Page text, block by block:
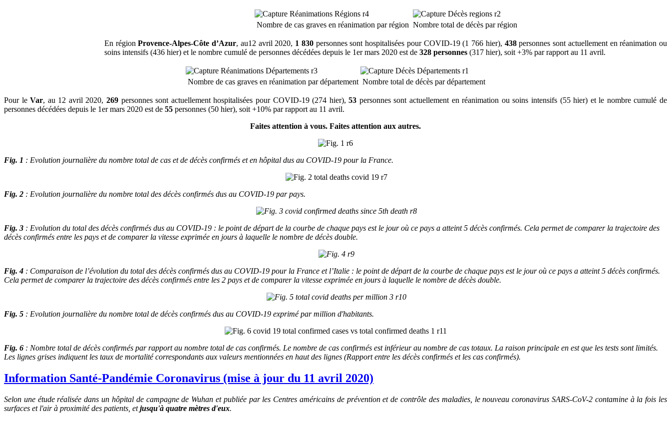
Nombre de cas graves en réanimation par région Nombre total de décès par région
En régionProvence-Alpes-Côte d’Azur, au12 avril 2020, 1 830 personnes sont hospitalisées pour COVID-19 (1 766 hier), 438personnes sont actuellement en réanimation ou
soins intensifs (436 hier) et le nombre cumulé de personnes décédées depuis le 1er mars 2020 est de 328 personnes (317 hier), soit +3% par rapport au 11 avril.
Nombre de cas graves en réanimation par département Nombre total de décès par département
Pour leVar, au 12 avril 2020,269 personnes sont actuellement hospitalisées pour COVID-19 (274 hier),53 personnes sont actuellement en réanimation ou soins intensifs (55 hier) et le nombre cumulé de
personnes décédées depuis le 1er mars 2020 est de 55 personnes (50 hier), soit +10% par rapport au 11 avril.
Faites attention à vous. Faites attention aux autres.
Fig. 1 : Evolution journalière du nombre total de cas et de décès confirmés et en hôpital dus au COVID-19 pour la France.
Fig. 2 : Evolution journalière du nombre total des décès confirmés dus au COVID-19 par pays.
Fig. 3 : Evolution du total des décès confirmés dus au COVID-19 : le point de départ de la courbe de chaque pays est le jour où ce pays a atteint 5 décès confirmés. Cela permet de comparer la trajectoire des
décès confirmés entre les pays et de comparer la vitesse exprimée en jours à laquelle le nombre de décès double.
Fig. 4 : Comparaison de l’évolution du total des décès confirmés dus au COVID-19 pour la France et l’Italie : le point de départ de la courbe de chaque pays est le jour où ce pays a atteint 5 décès confirmés.
Cela permet de comparer la trajectoire des décès confirmés entre les 2 pays et de comparer la vitesse exprimée en jours à laquelle le nombre de décès double.
Fig. 5 : Evolution journalière du nombre total de décès confirmés dus au COVID-19 exprimé par million d'habitants.
Fig. 6 : Nombre total de décès confirmés par rapport au nombre total de cas confirmés. Le nombre de cas confirmés est inférieur au nombre de cas totaux. La raison principale en est que les tests sont limités.
Les lignes grises indiquent les taux de mortalité correspondants aux valeurs mentionnées en haut des lignes (Rapport entre les décès confirmés et les cas confirmés).
Information Santé-Pandémie Coronavirus (mise à jour du 11 avril 2020)
Selon une étude réalisée dans un hôpital de campagne de Wuhan et publiée par les Centres américains de prévention et de contrôle des maladies, le nouveau coronavirus SARS-CoV-2 contamine à la fois les
surfaces et l'air à proximité des patients, etjusqu'à quatre mètres d'eux.